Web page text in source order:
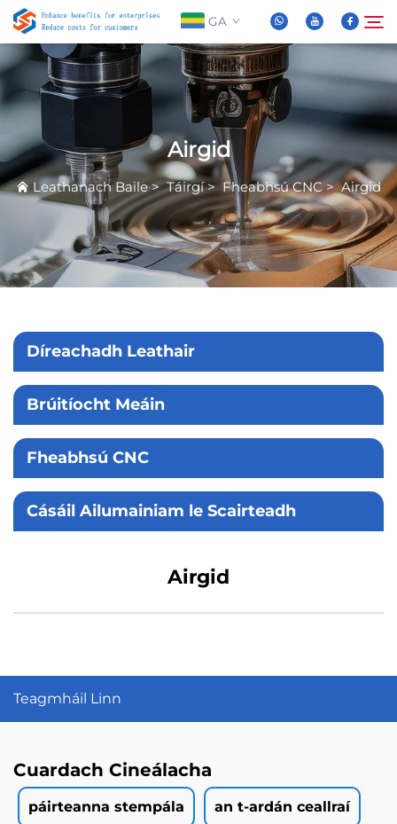
GA
Maidir Linn
Táirgí
Nuachta
FAQ
Teasáil Linn
Cuardaigh
Airgid
Leathanach Baile>Táirgí> Fheabhsú CNC>Airgid
Díreachadh Leathair
Brúitíocht Meáin
Fheabhsú CNC
Cásáil Ailumainiam le Scairteadh
Airgid
Teagmháil Linn
Cuardach Cineálacha
páirteanna stempála an t-ardán ceallraí